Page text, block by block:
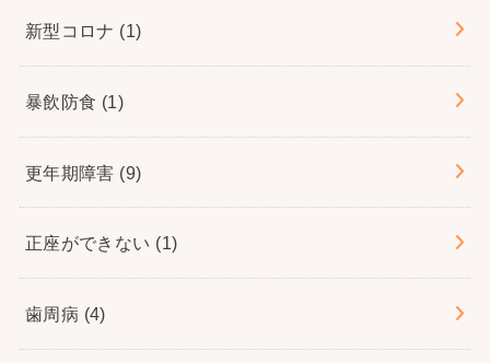
新型コロナ (1)
暴飲防食 (1)
更年期障害 (9)
正座ができない (1)
歯周病 (4)